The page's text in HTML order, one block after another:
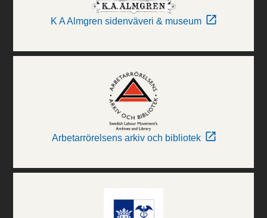
K A Almgren sidenväveri & museum
Arbetarrörelsens arkiv och bibliotek